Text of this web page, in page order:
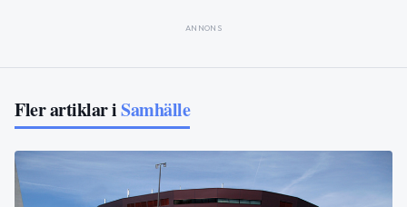
ANNONS
Fler artiklar iSamhälle